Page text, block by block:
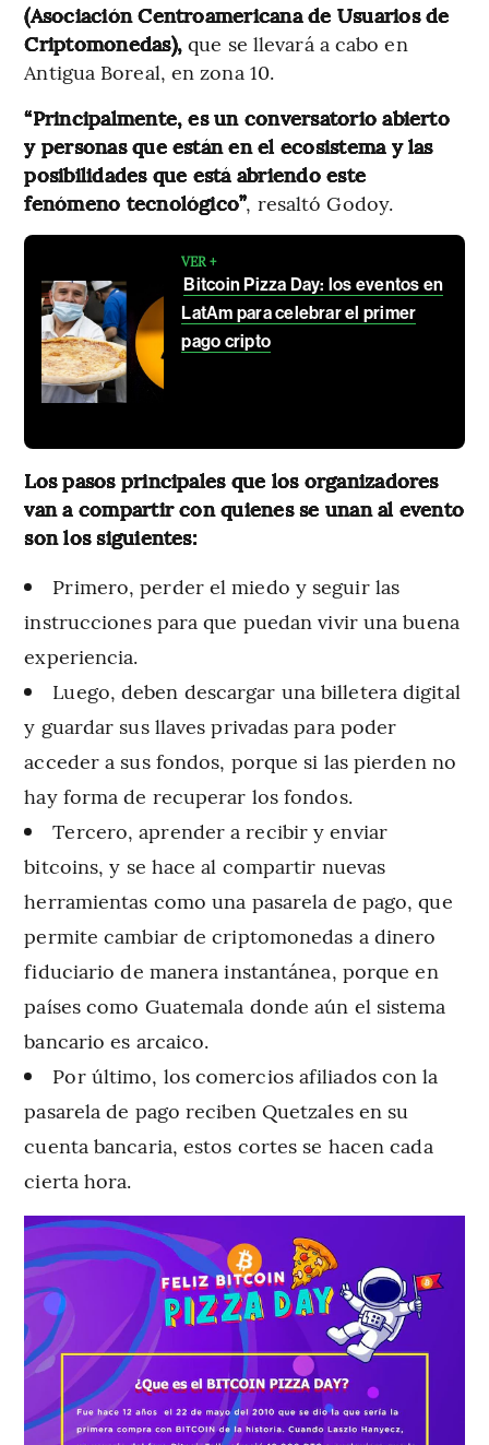
(Asociación Centroamericana de Usuarios de
Criptomonedas),que se llevará a cabo en
Antigua Boreal, en zona 10.
“Principalmente, es un conversatorio abierto
y personas que están en el ecosistema y las
posibilidades que está abriendo este
fenómeno tecnológico”, resaltó Godoy.
VER +
Bitcoin Pizza Day: los eventos en
LatAm para celebrar el primer
pago cripto
Los pasos principales que los organizadores
van a compartir con quienes se unan al evento
son los siguientes:
Primero, perder el miedo y seguir las
instrucciones para que puedan vivir una buena
experiencia.
Luego, deben descargar una billetera digital
y guardar sus llaves privadas para poder
acceder a sus fondos, porque si las pierden no
hay forma de recuperar los fondos.
Tercero, aprender a recibir y enviar
bitcoins, y se hace al compartir nuevas
herramientas como una pasarela de pago, que
permite cambiar de criptomonedas a dinero
fiduciario de manera instantánea, porque en
países como Guatemala donde aún el sistema
bancario es arcaico.
Por último, los comercios afiliados con la
pasarela de pago reciben Quetzales en su
cuenta bancaria, estos cortes se hacen cada
cierta hora.